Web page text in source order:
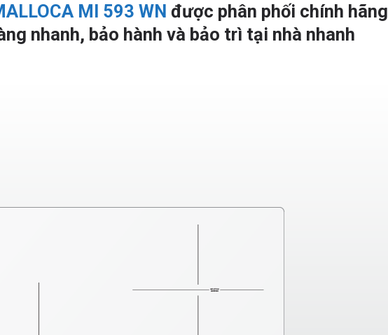
MI 593 WN được phân phối chính hãng
nhanh, bảo hành và bảo trì tại nhà nhanh